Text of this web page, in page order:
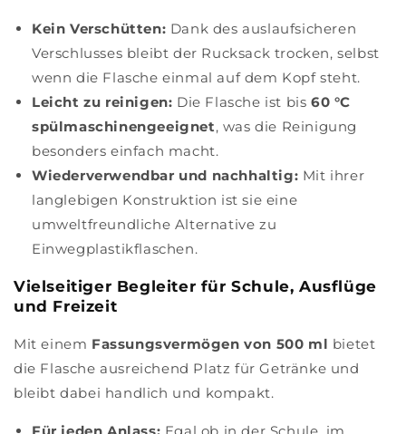
Kein Verschütten: Dank des auslaufsicheren
Verschlusses bleibt der Rucksack trocken, selbst
wenn die Flasche einmal auf dem Kopf steht.
Leicht zu reinigen: Die Flasche ist bis60 °C
spülmaschinengeeignet, was die Reinigung
besonders einfach macht.
Wiederverwendbar und nachhaltig: Mit ihrer
langlebigen Konstruktion ist sie eine
umweltfreundliche Alternative zu
Einwegplastikflaschen.
Vielseitiger Begleiter für Schule, Ausflüge
und Freizeit
Mit einem Fassungsvermögen von 500 ml bietet
die Flasche ausreichend Platz für Getränke und
bleibt dabei handlich und kompakt.